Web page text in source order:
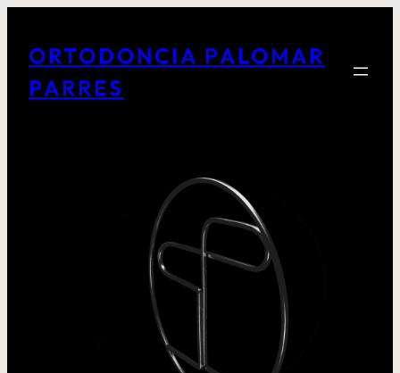
ORTODONCIA PALOMAR
PARRES